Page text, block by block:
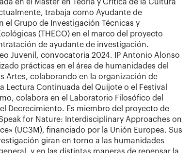
en el Máster en Teoría y Crítica de la Cultura
trabaja como Ayudante de
el Grupo de Investigación Técnicas y
(THECO) en el marco del proyecto
de ayudante de investigación.
Juvenil, convocatoria 2024. IP Antonio Alonso
prácticas en el área de humanidades del
Artes, colaborando en la organización de
Lectura Continuada del Quijote o el Festival
colabora en el Laboratorio Filosófico del
Decrecimiento. Es miembro del proyecto de
for Nature: Interdisciplinary Approaches on
(UC3M), financiado por la Unión Europea. Sus
giran en torno a las humanidades